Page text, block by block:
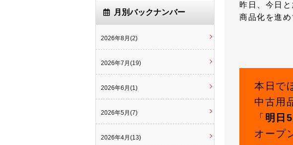
昨日、今日
商品化を進め
本日で
中古用
「 明日
オープ
月別バックナンバー
2026年8月(2)
2026年7月(19)
2026年6月(1)
2026年5月(7)
2026年4月(13)